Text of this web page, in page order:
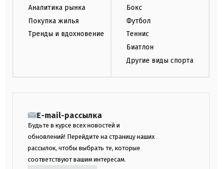
Аналитика рынка
Покупка жилья
Тренды и вдохновение
Бокс
Футбол
Теннис
Биатлон
Другие виды спорта
E-mail-рассылка
Будьте в курсе всех новостей и
обновлений! Перейдите на страницу наших
рассылок, чтобы выбрать те, которые
соответствуют вашим интересам.